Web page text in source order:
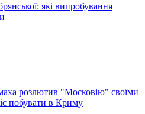
які випробування
розлютив "Московію" своїми
побувати в Криму